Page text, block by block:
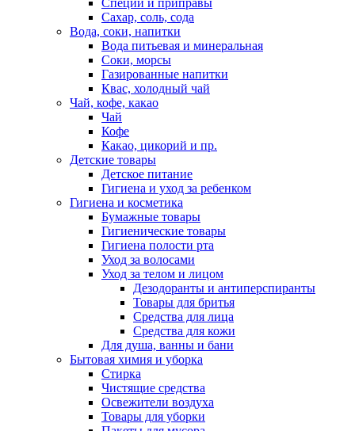
Специи и приправы
Сахар, соль, сода
Вода, соки, напитки
Вода питьевая и минеральная
Соки, морсы
Газированные напитки
Квас, холодный чай
Чай, кофе, какао
Чай
Кофе
Какао, цикорий и пр.
Детские товары
Детское питание
Гигиена и уход за ребенком
Гигиена и косметика
Бумажные товары
Гигиенические товары
Гигиена полости рта
Уход за волосами
Уход за телом и лицом
Дезодоранты и антиперспиранты
Товары для бритья
Средства для лица
Средства для кожи
Для душа, ванны и бани
Бытовая химия и уборка
Стирка
Чистящие средства
Освежители воздуха
Товары для уборки